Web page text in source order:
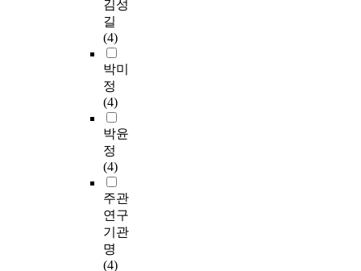
김성
길
(4)
박미
정
(4)
박윤
정
(4)
주관
연구
기관
명
(4)